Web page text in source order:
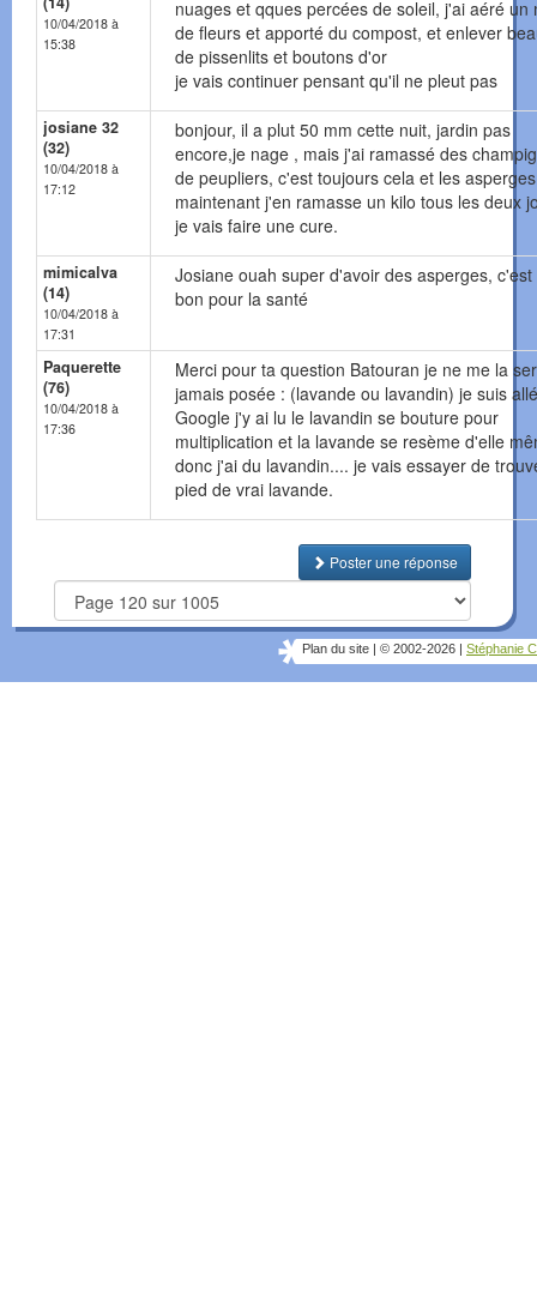
10/04/2018 à
15:38
nuages et qques percées de soleil, j'ai aéré un
de fleurs et apporté du compost, et enlever
de pissenlits et boutons d'or
je vais continuer pensant qu'il ne pleut pas
josiane 32
(32)
10/04/2018 à
17:12
bonjour, il a plut 50 mm cette nuit, jardin pas
encore,je nage , mais j'ai ramassé des
de peupliers, c'est toujours cela et les asperges
maintenant j'en ramasse un kilo tous les deux
je vais faire une cure.
mimicalva
(14)
10/04/2018 à
17:31
Josiane ouah super d'avoir des asperges, c'est
bon pour la santé
Paquerette
(76)
10/04/2018 à
17:36
Merci pour ta question Batouran je ne me la
jamais posée : (lavande ou lavandin) je suis
Google j'y ai lu le lavandin se bouture pour
multiplication et la lavande se resème d'elle
donc j'ai du lavandin.... je vais essayer de
pied de vrai lavande.
Poster une réponse
Plan du site © 2002-2026 Stéphanie C